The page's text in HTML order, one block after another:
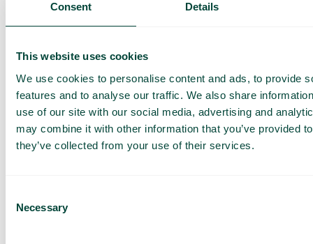
Consent Details
This website uses cookies
We use cookies to personalise content and ads, to provide
features and to analyse our traffic. We also share
use of our site with our social media, advertising and
may combine it with other information that you’ve provided
they’ve collected from your use of their services.
Selection
Necessary
stor støtte, noe som verdsettes av Natalie:
dem, og de er raske til å svare om jeg skriver til dem.
tid til overs, så da er det deilig at de kan hjelpe til
ved behov.»